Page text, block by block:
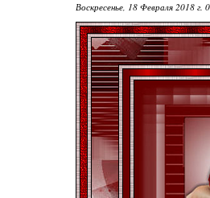
Воскресенье, 18 Февраля 2018 г.